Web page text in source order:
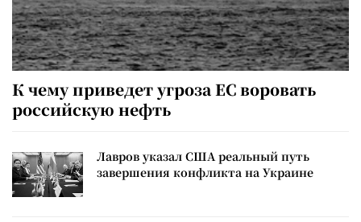
К чему приведет угроза ЕС воровать
российскую нефть
Лавров указал США реальный путь
завершения конфликта на Украине